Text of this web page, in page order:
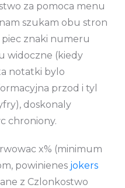
za pomoca menu
szukam obu stron
piec znaki numeru
widoczne (kiedy
notatki bylo
przod i tyl
doskonaly
chroniony.
x% (minimum
powinienes jokers
z Czlonkostwo